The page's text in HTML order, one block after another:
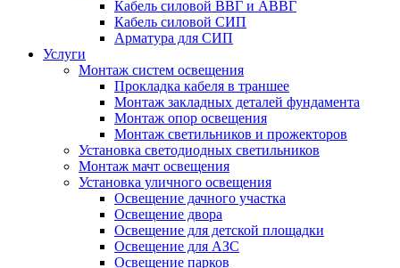
Кабель силовой ВВГ и АВВГ
Кабель силовой СИП
Арматура для СИП
Услуги
Монтаж систем освещения
Прокладка кабеля в траншее
Монтаж закладных деталей фундамента
Монтаж опор освещения
Монтаж светильников и прожекторов
Установка светодиодных светильников
Монтаж мачт освещения
Установка уличного освещения
Освещение дачного участка
Освещение двора
Освещение для детской площадки
Освещение для АЗС
Освещение парков